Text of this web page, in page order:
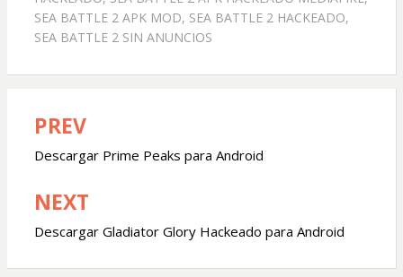
SEA BATTLE 2 APK MOD, SEA BATTLE 2 HACKEADO,
SEA BATTLE 2 SIN ANUNCIOS
Navegación
de
entradas
PREV
Descargar Prime Peaks para Android
NEXT
Descargar Gladiator Glory Hackeado para Android